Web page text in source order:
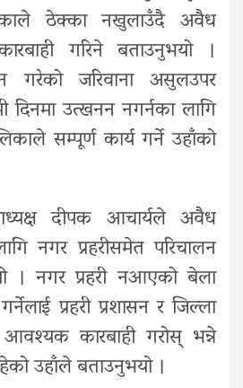
ठेक्का नखुलाउँदै अवैध
गरिने बताउनुभयो ।
गरेको जरिवाना असुलउपर
दिनमा उत्खनन नगर्नका लागि
सम्पूर्ण कार्य गर्ने उहाँको
दीपक आचार्यले अवैध
नगर प्रहरीसमेत परिचालन
। नगर प्रहरी नआएको बेला
प्रहरी प्रशासन र जिल्ला
कारबाही गरोस् भन्ने
उहाँले बताउनुभयो ।